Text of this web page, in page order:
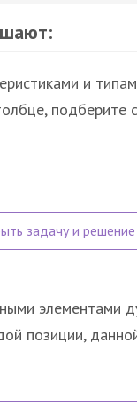
и
подберите
элементами
позиции,